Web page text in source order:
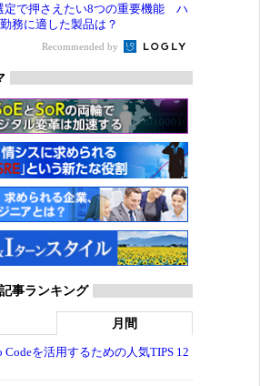
定で押さえたい8つの重要機能 ハ
務に適した製品は？
Recommended by
事ランキング
月間
Codeを活用するための人気TIPS 12